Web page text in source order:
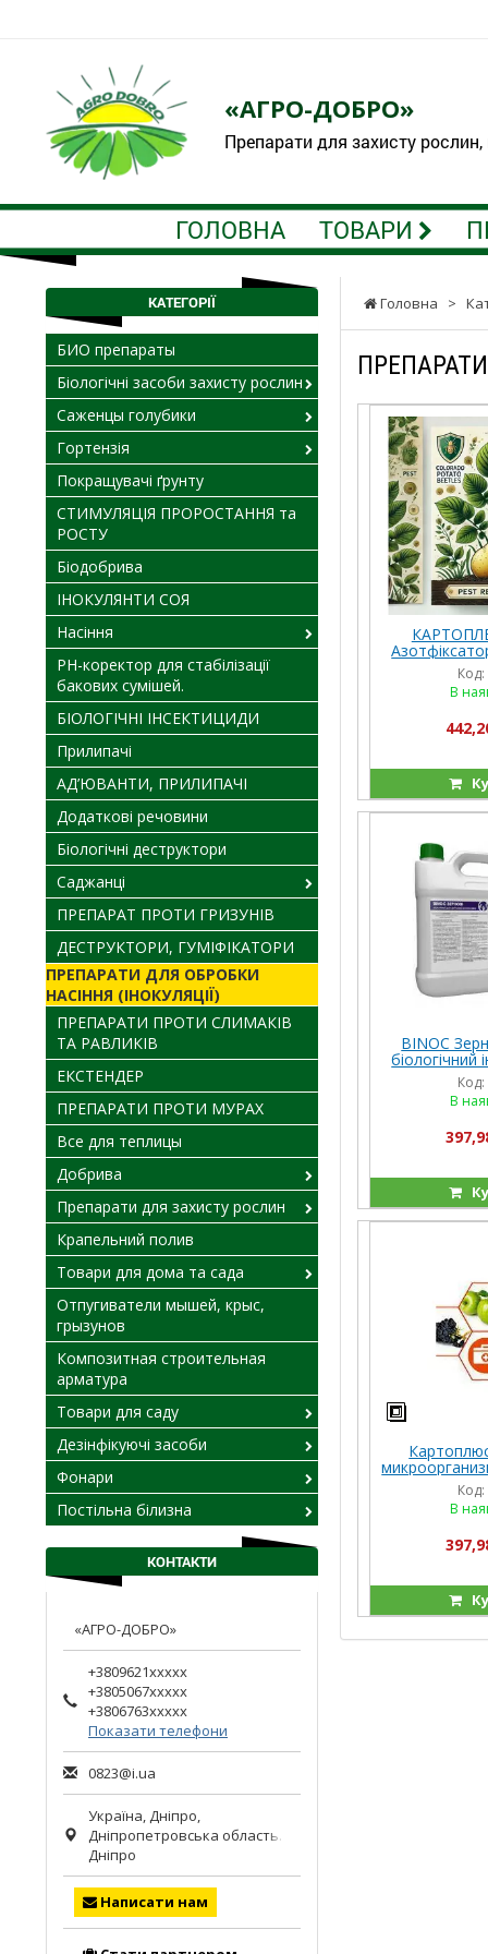
«АГРО-ДОБРО»
Препарати для захисту
ГОЛОВНА ТОВАРИ
Головна >
Код:
В
BINOC
біологічний
Код:
В
врожайність
Код:
В
КАТЕГОРІЇ
БИО препараты
Біологічні засоби захисту рослин
Саженцы голубики
Гортензія
Покращувачі ґрунту
СТИМУЛЯЦІЯ ПРОРОСТАННЯ та
РОСТУ
Біодобрива
ІНОКУЛЯНТИ СОЯ
Насіння
PH-коректор для стабілізації
бакових сумішей.
БІОЛОГІЧНІ ІНСЕКТИЦИДИ
Прилипачі
АД’ЮВАНТИ, ПРИЛИПАЧІ
Додаткові речовини
Біологічні деструктори
Саджанці
ПРЕПАРАТ ПРОТИ ГРИЗУНІВ
ДЕСТРУКТОРИ, ГУМІФІКАТОРИ
ПРЕПАРАТИ ДЛЯ ОБРОБКИ
НАСІННЯ (ІНОКУЛЯЦІЇ)
ПРЕПАРАТИ ПРОТИ СЛИМАКІВ
ТА РАВЛИКІВ
ЕКСТЕНДЕР
ПРЕПАРАТИ ПРОТИ МУРАХ
Все для теплицы
Добрива
Препарати для захисту рослин
Крапельний полив
Товари для дома та сада
Отпугиватели мышей, крыс,
грызунов
Композитная строительная
арматура
Товари для саду
Дезінфікуючі засоби
Фонари
Постільна білизна
КОНТАКТИ
«АГРО-ДОБРО»
+3809621xxxxx
+3805067xxxxx
+3806763xxxxx
Показати телефони
0823@i.ua
Україна,Дніпро,
Дніпропетровська область.
Дніпро
Написати нам